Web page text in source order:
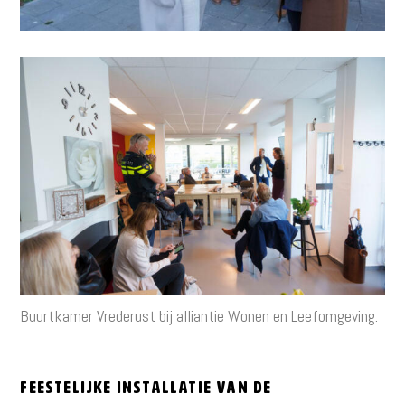
Buurtkamer Vrederust bij alliantie Wonen en Leefomgeving.
Feestelijke installatie van de